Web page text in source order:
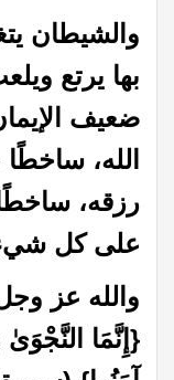
والشيطان
بها يرتع
ضعيف
الله،
رزقه،
على كل شيء.
والله عز
{إِنَّمَا